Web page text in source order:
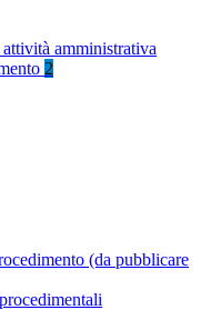
amministrativa
2
(da pubblicare